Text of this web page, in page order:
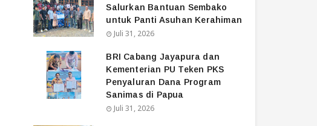
Salurkan Bantuan Sembako
untuk Panti Asuhan Kerahiman
Juli 31, 2026
BRI Cabang Jayapura dan
Kementerian PU Teken PKS
Penyaluran Dana Program
Sanimas di Papua
Juli 31, 2026